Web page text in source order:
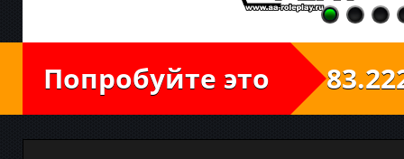
Попробуйте это